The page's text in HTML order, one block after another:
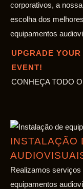
corporativos, a
escolha dos
equipamentos
UPGRADE
EVENT!
CONHEÇA TODO
INSTALAÇÃO
Realizamos
equipamentos